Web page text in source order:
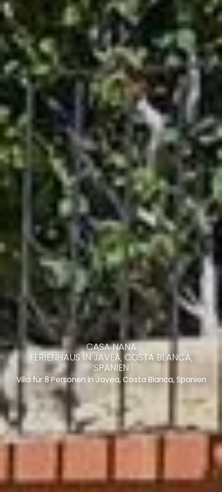
CASA NANA
FERIENHAUS IN JAVEA, COSTA BLANCA,
SPANIEN
Villa für 8 Personen in Javea, Costa Blanca, Spanien